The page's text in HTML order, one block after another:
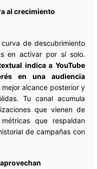
al crecimiento
de descubrimiento
en activar por sí solo.
indica a YouTube
en una audiencia
alcance posterior y
Tu canal acumula
que vienen de
que respaldan
de campañas con